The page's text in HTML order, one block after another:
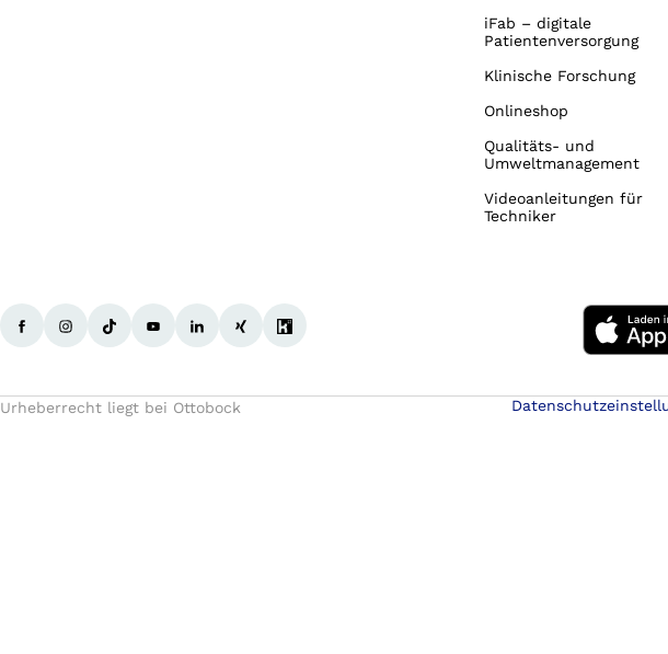
iFab – digitale
Patientenversorgung
Klinische Forschung
Onlineshop
Qualitäts- und
Umweltmanagement
Videoanleitungen für
Techniker
Urheberrecht liegt bei Ottobock